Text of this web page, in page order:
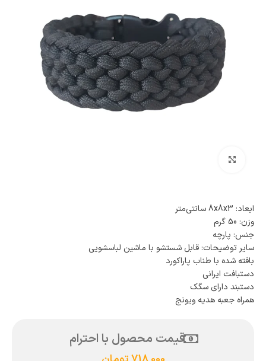
ابعاد: 8x8x3 سانتی‌متر
وزن: 50 گرم
جنس: پارچه
سایر توضیحات: قابل شستشو با ماشین لباسشویی
بافته شده با طناب پاراکورد
دستبافت ایرانی
دستبند دارای سگک
همراه جعبه هدیه ویونج
قیمت محصول با احترام